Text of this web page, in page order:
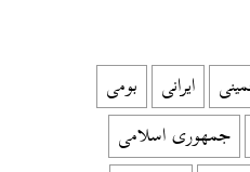
ایرانی
بومی
جمهوری اسلامی